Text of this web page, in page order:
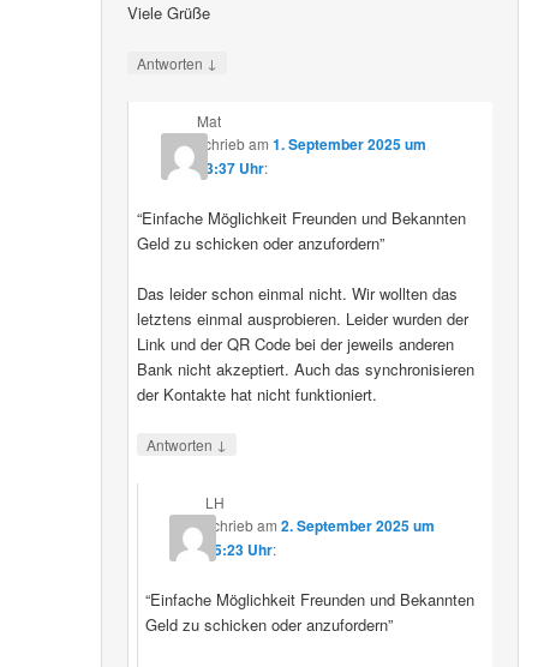
Viele Grüße
Antworten ↓
Mat
schriebam 1. September 2025 um
23:37 Uhr:
“Einfache Möglichkeit Freunden und Bekannten
Geld zu schicken oder anzufordern”
Das leider schon einmal nicht. Wir wollten das
letztens einmal ausprobieren. Leider wurden der
Link und der QR Code bei der jeweils anderen
Bank nicht akzeptiert. Auch das synchronisieren
der Kontakte hat nicht funktioniert.
Antworten ↓
LH
schriebam2. September 2025 um
15:23 Uhr:
“Einfache Möglichkeit Freunden und Bekannten
Geld zu schicken oder anzufordern”